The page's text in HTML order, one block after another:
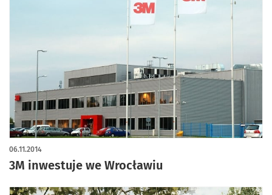
3M inwestuje we Wrocławiu
06.11.2014